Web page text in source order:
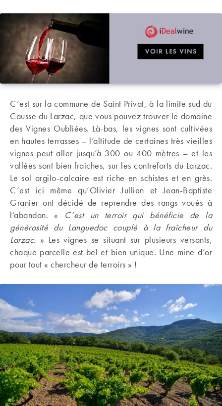
C’est sur la commune de Saint Privat, à la limite sud du
Causse du Larzac, que vous pouvez trouver le domaine
des Vignes Oubliées. Là-bas, les vignes sont cultivées
en hautes terrasses – l’altitude de certaines très vieilles
vignes peut aller jusqu’à 300 ou 400 mètres – et les
vallées sont bien fraîches, sur les contreforts du Larzac.
Le sol argilo-calcaire est riche en schistes et en grès.
C’est ici même qu’Olivier Jullien et Jean-Baptiste
Granier ont décidé de reprendre des rangs voués à
l’abandon. « C’est un terroir qui bénéficie de la
générosité du Languedoc couplé à la fraîcheur du
Larzac. » Les vignes se situant sur plusieurs versants,
chaque parcelle est bel et bien unique. Une mine d’or
pour tout « chercheur de terroirs » !